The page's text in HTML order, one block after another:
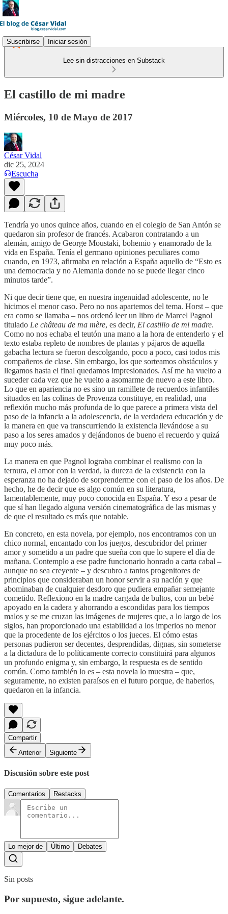
Suscribirse Iniciar sesión
Lee sin distracciones en Substack
El castillo de mi madre
Miércoles, 10 de Mayo de 2017
César Vidal
dic 25, 2024
Escucha
Tendría yo unos quince años, cuando en el colegio de San Antón se
quedaron sin profesor de francés. Acabaron contratando a un
alemán, amigo de George Moustaki, bohemio y enamorado de la
vida en España. Tenía el germano opiniones peculiares como
cuando, en 1973, afirmaba en relación a España aquello de “Esto es
una democracia y no Alemania donde no se puede llegar cinco
minutos tarde”.
Ni que decir tiene que, en nuestra ingenuidad adolescente, no le
hicimos el menor caso. Pero no nos apartemos del tema. Horst – que
era como se llamaba – nos ordenó leer un libro de Marcel Pagnol
titulado Le château de ma mère, es decir, El castillo de mi madre.
Como no nos echaba el teutón una mano a la hora de entenderlo y el
texto estaba repleto de nombres de plantas y pájaros de aquella
gabacha lectura se fueron descolgando, poco a poco, casi todos mis
compañeros de clase. Sin embargo, los que sorteamos obstáculos y
llegamos hasta el final quedamos impresionados. Así me ha vuelto a
suceder cada vez que he vuelto a asomarme de nuevo a este libro.
Lo que en apariencia no es sino un ramillete de recuerdos infantiles
situados en las colinas de Provenza constituye, en realidad, una
reflexión mucho más profunda de lo que parece a primera vista del
paso de la infancia a la adolescencia, de la verdadera educación y de
la manera en que va transcurriendo la existencia llevándose a su
paso a los seres amados y dejándonos de bueno el recuerdo y quizá
muy poco más.
La manera en que Pagnol lograba combinar el realismo con la
ternura, el amor con la verdad, la dureza de la existencia con la
esperanza no ha dejado de sorprenderme con el paso de los años. De
hecho, he de decir que es algo común en su literatura,
lamentablemente, muy poco conocida en España. Y eso a pesar de
que sí han llegado alguna versión cinematográfica de las mismas y
de que el resultado es más que notable.
En concreto, en esta novela, por ejemplo, nos encontramos con un
chico normal, encantado con los juegos, descubridor del primer
amor y sometido a un padre que sueña con que lo supere el día de
mañana. Contemplo a ese padre funcionario honrado a carta cabal –
aunque no sea creyente – y descubro a tantos progenitores de
principios que consideraban un honor servir a su nación y que
abominaban de cualquier desdoro que pudiera empañar semejante
cometido. Reflexiono en la madre cargada de bultos, con un bebé
apoyado en la cadera y ahorrando a escondidas para los tiempos
malos y se me cruzan las imágenes de mujeres que, a lo largo de los
siglos, han proporcionado una estabilidad a los imperios no menor
que la procedente de los ejércitos o los jueces. El cómo estas
personas pudieron ser decentes, desprendidas, dignas, sin someterse
a la dictadura de lo políticamente correcto constituirá para algunos
un profundo enigma y, sin embargo, la respuesta es de sentido
común. Como también lo es – esta novela lo muestra – que,
seguramente, no existen paraísos en el futuro porque, de haberlos,
quedaron en la infancia.
Compartir
Anterior
Siguiente
Discusión sobre este post
Comentarios Restacks
Lo mejor de Último Debates
Sin posts
Por supuesto, sigue adelante.